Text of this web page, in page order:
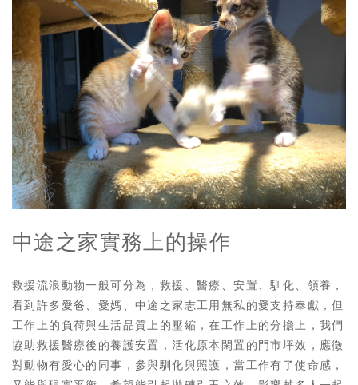
中途之家實務上的操作
救援流浪動物一般可分為，救援、醫療、安置、馴化、領養，
看到許多愛爸、愛媽、中途之家志工用無私的愛支持奉獻，但
工作上的負荷與生活品質上的壓縮，在工作上的分擔上，我們
協助救援醫療後的養護安置，活化原本閑置的門市坪效，應徵
對動物有愛心的同事，參與馴化與照護，當工作有了使命感，